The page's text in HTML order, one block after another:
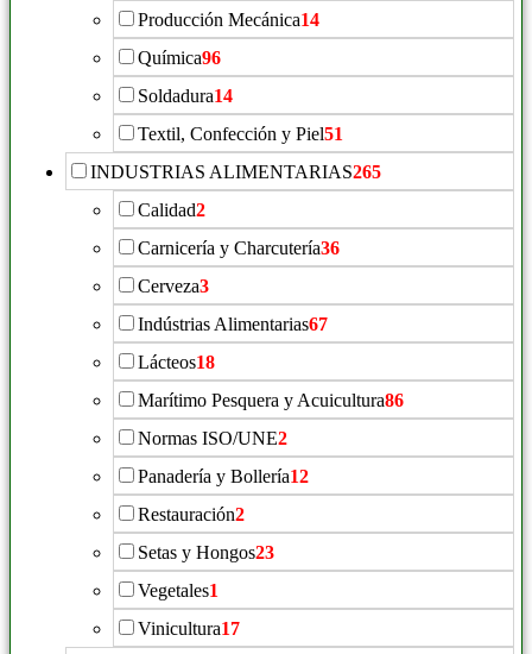
Producción Mecánica14
Química96
Soldadura14
Textil, Confección y Piel51
INDUSTRIAS ALIMENTARIAS265
Calidad2
Carnicería y Charcutería36
Cerveza3
Indústrias Alimentarias67
Lácteos18
Marítimo Pesquera y Acuicultura86
Normas ISO/UNE2
Panadería y Bollería12
Restauración2
Setas y Hongos23
Vegetales1
Vinicultura17